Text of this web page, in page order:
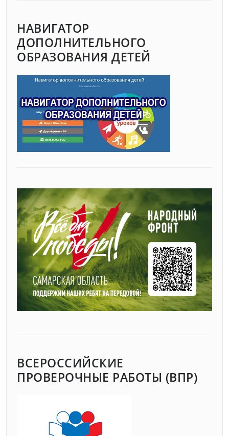
НАВИГАТОР
ДОПОЛНИТЕЛЬНОГО
ОБРАЗОВАНИЯ ДЕТЕЙ
ВСЕРОССИЙСКИЕ
ПРОВЕРОЧНЫЕ РАБОТЫ (ВПР)